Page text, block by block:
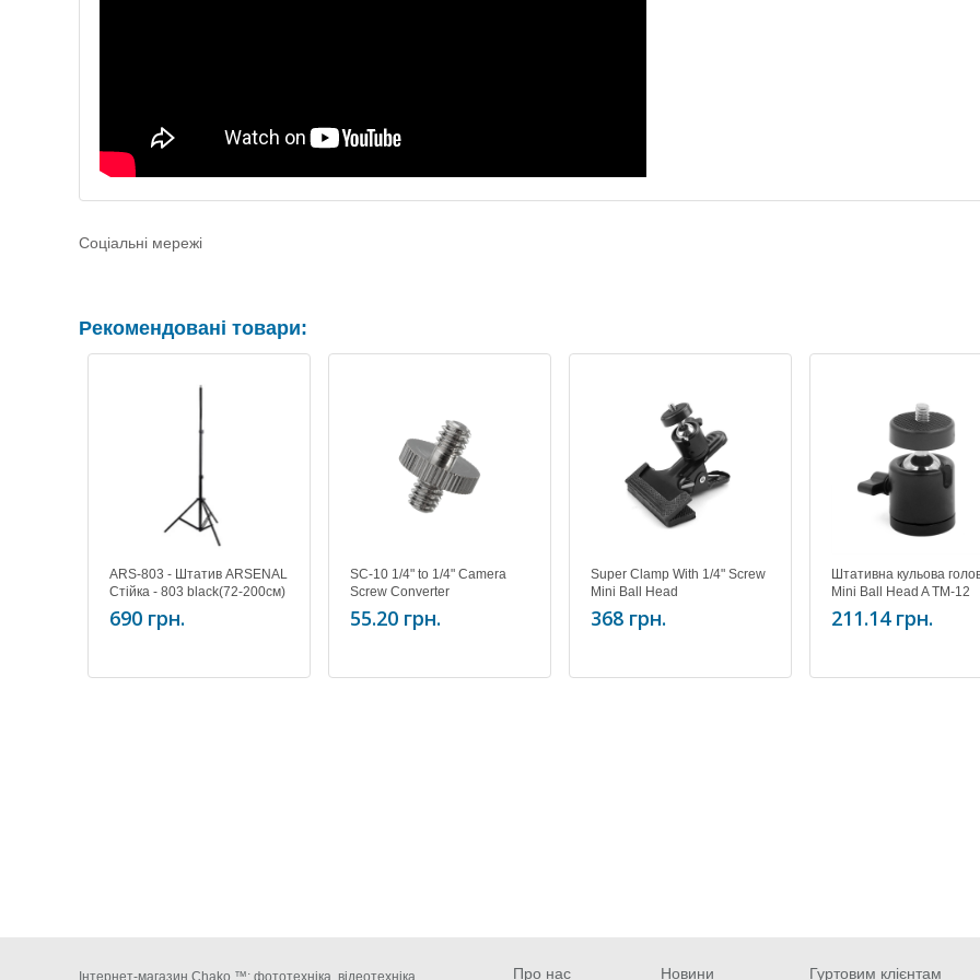
Соціальні мережі
Рекомендовані товари:
ARS-803 - Штатив ARSENAL
Стійка - 803 black(72-200см)
без чохла
690 грн.
SC-10 1/4" to 1/4" Camera
Screw Converter
55.20 грн.
Super Clamp With 1/4" Screw
Mini Ball Head
368 грн.
Штативна кульова
Mini Ball Head A TM-12
211.14 грн.
Інтернет-магазин Chako ™: фототехніка, відеотехніка, Про нас Новини Гуртовим клієнтам